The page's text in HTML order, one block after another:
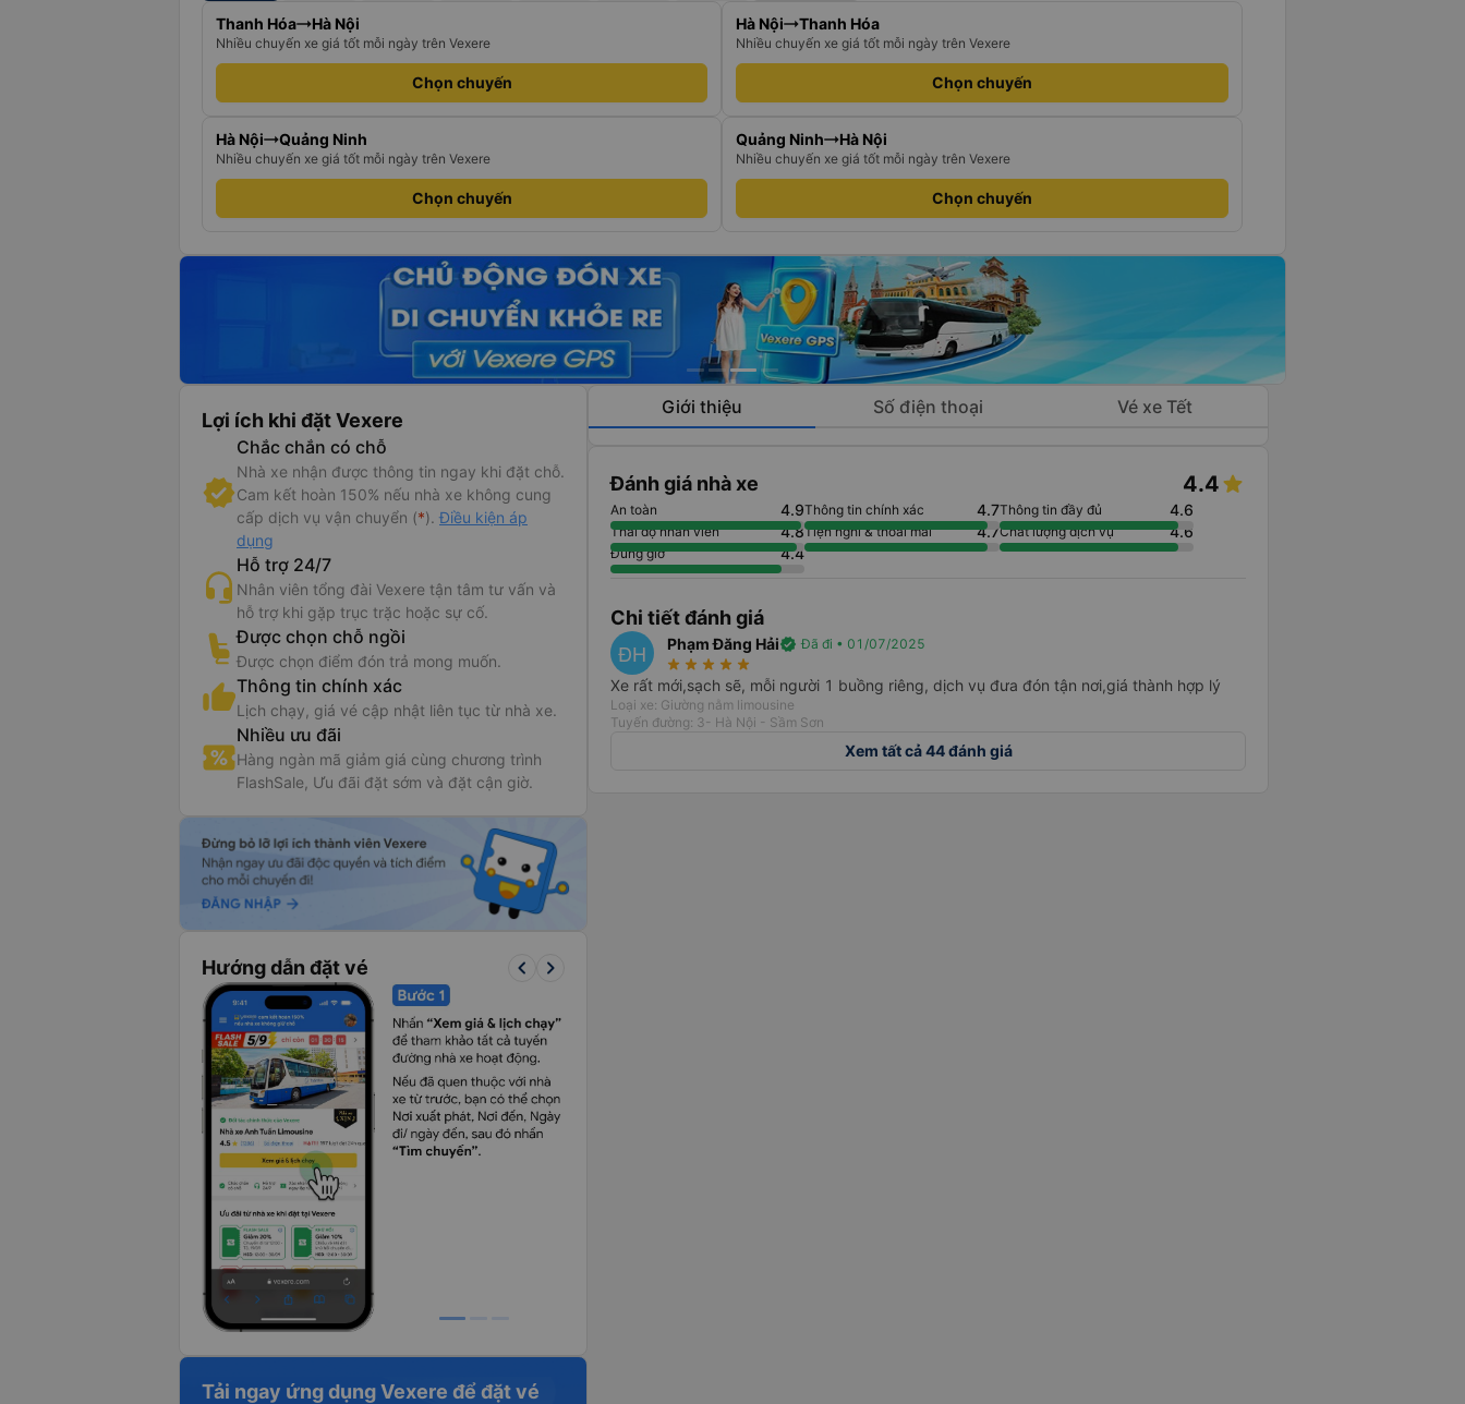
Thanh Hóa Hà Nội
Nhiều chuyến xe giá tốt mỗi ngày trên Vexere
Chọn chuyến
Hà Nội Thanh Hóa
Nhiều chuyến xe giá tốt mỗi ngày trên Vexere
Chọn chuyến
Hà Nội Quảng Ninh
Nhiều chuyến xe giá tốt mỗi ngày trên Vexere
Chọn chuyến
Quảng Ninh Hà Nội
Nhiều chuyến xe giá tốt mỗi ngày trên Vexere
Chọn chuyến
Lợi ích khi đặt Vexere
Chắc chắn có chỗ
Nhà xe nhận được thông tin ngay khi đặt chỗ.
Cam kết hoàn 150% nếu nhà xe không cung
cấp dịch vụ vận chuyển (*). Điều kiện áp
dụng
Hỗ trợ 24/7
Nhân viên tổng đài Vexere tận tâm tư vấn và
hỗ trợ khi gặp trục trặc hoặc sự cố.
Được chọn chỗ ngồi
Được chọn điểm đón trả mong muốn.
Thông tin chính xác
Lịch chạy, giá vé cập nhật liên tục từ nhà xe.
Nhiều ưu đãi
Hàng ngàn mã giảm giá cùng chương trình
FlashSale, Ưu đãi đặt sớm và đặt cận giờ.
Hướng dẫn đặt vé keyboard_arrow_left keyboard_arrow_right
Tải ngay ứng dụng Vexere để đặt vé
Giới thiệu Số điện thoại Vé xe Tết
Đánh giá nhà xe 4.4
An toàn 4.9Thông tin chính xác 4.7Thông tin đầy đủ 4.6
Thái độ nhân viên 4.8Tiện nghi & thoải mái 4.7Chất lượng dịch vụ 4.6
Đúng giờ 4.4
Chi tiết đánh giá
ĐH Phạm Đăng Hảiverified Đã đi • 01/07/2025
star_rate star_rate star_rate star_rate star_rate
Xe rất mới,sạch sẽ, mỗi người 1 buồng riêng, dịch vụ đưa đón tận nơi,giá thành hợp lý
Loại xe: Giường nằm limousine
Tuyến đường: 3- Hà Nội - Sầm Sơn
Xem tất cả 44 đánh giá